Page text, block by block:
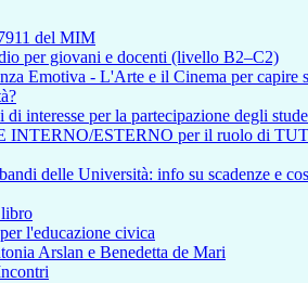
del MIM
per giovani e docenti (livello B2–C2)
Emotiva - L'Arte e il Cinema per capire
interesse per la partecipazione degli
ESTERNO per il ruolo di
delle Università: info su scadenze e
l'educazione civica
Arslan e Benedetta de Mari